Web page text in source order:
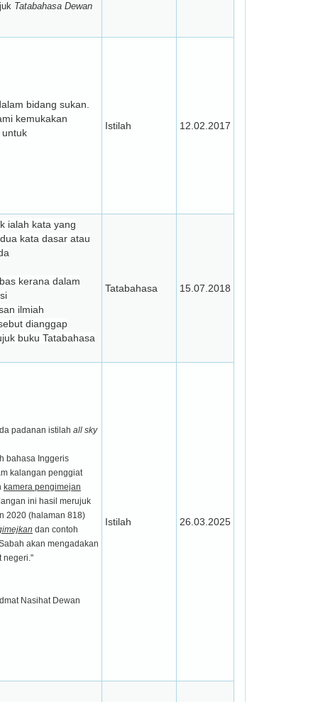
Tatabahasa Dewan
bidang sukan.
kemukakan
untuk
Istilah 12.02.2017
ialah kata yang
kata dasar atau
kerana dalam
ilmiah
dianggap
buku Tatabahasa
Tatabahasa 15.07.2018
padanan istilah all sky
bahasa Inggeris
kalangan penggiat
kamera pengimejan
ini hasil merujuk
2020 (halaman 818)
dan contoh
akan mengadakan
negeri."
Nasihat Dewan
Istilah 26.03.2025